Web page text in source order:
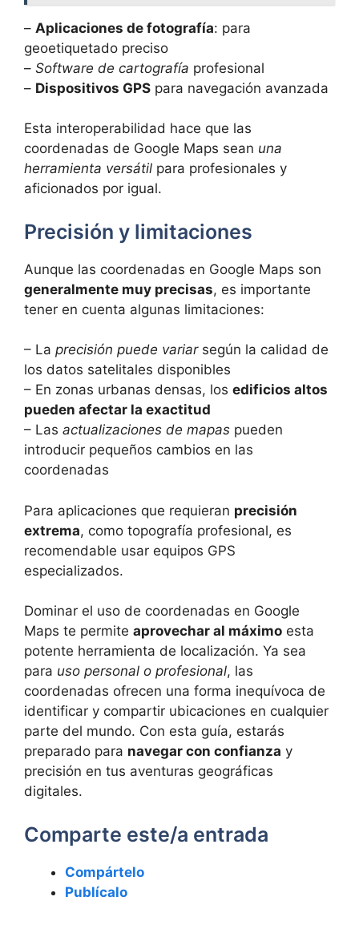
– Aplicaciones de fotografía: para
geoetiquetado preciso
– Software de cartografía profesional
– Dispositivos GPS para navegación avanzada
Esta interoperabilidad hace que las
coordenadas de Google Maps sean una
herramienta versátil para profesionales y
aficionados por igual.
Precisión y limitaciones
Aunque las coordenadas en Google Maps son
generalmente muy precisas, es importante
tener en cuenta algunas limitaciones:
– La precisión puede variarsegún la calidad de
los datos satelitales disponibles
– En zonas urbanas densas, los edificios altos
pueden afectar la exactitud
– Las actualizaciones de mapas pueden
introducir pequeños cambios en las
coordenadas
Para aplicaciones que requieran precisión
extrema, como topografía profesional, es
recomendable usar equipos GPS
especializados.
Dominar el uso de coordenadas en Google
Maps te permite aprovechar al máximo esta
potente herramienta de localización. Ya sea
para uso personal o profesional, las
coordenadas ofrecen una forma inequívoca de
identificar y compartir ubicaciones en cualquier
parte del mundo. Con esta guía, estarás
preparado para navegar con confianza y
precisión en tus aventuras geográficas
digitales.
Comparte este/a entrada
Compártelo
Publícalo